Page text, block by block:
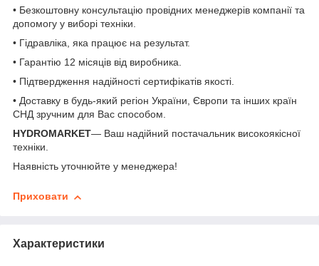
• Безкоштовну консультацію провідних менеджерів компанії та
допомогу у виборі техніки.
• Гідравліка, яка працює на результат.
• Гарантію 12 місяців від виробника.
• Підтвердження надійності сертифікатів якості.
• Доставку в будь-який регіон України, Європи та інших країн
СНД зручним для Вас способом.
HYDROMARKET— Ваш надійний постачальник високоякісної
техніки.
Наявність уточнюйте у менеджера!
Приховати
Характеристики